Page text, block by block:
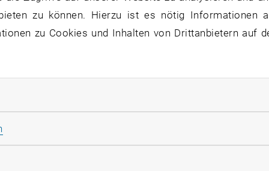
Juli 2026
28
zu können. Hierzu ist es nötig Informationen
zu Cookies und Inhalten von Drittanbietern auf
Cookies zulassen